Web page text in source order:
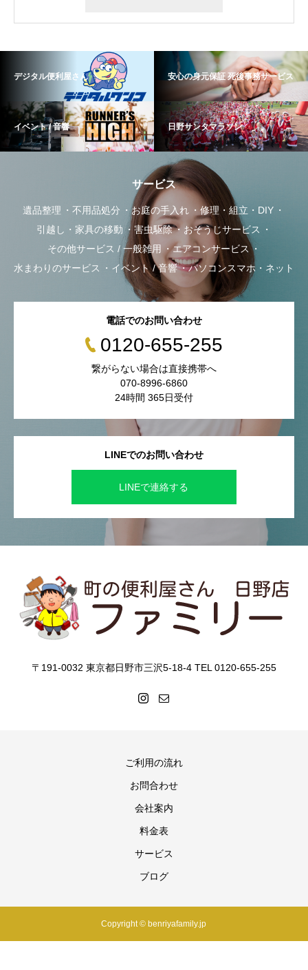
デジタル便利屋さん 安心の身元保証 死後事務サービス
イベント / 音響 日野サンタマラソン
サービス
遺品整理 不用品処分 お庭の手入れ
修理・組立・DIY
引越し・家具の移動
害虫駆除
おそうじサービス
その他サービス / 一般雑用
エアコンサービス
水まわりのサービス
イベント / 音響 パソコンスマホ・ネット
LINEでのお問い合わせ
LINEで連絡する
電話でのお問い合わせ
0120-655-255
繋がらない場合は直接携帯へ
070-8996-6860
24時間 365日受付
〒191-0032 東京都日野市三沢5-18-4 TEL 0120-655-255
ご利用の流れ
お問合わせ
会社案内
料金表
サービス
ブログ
Copyright © benriyafamily.jp